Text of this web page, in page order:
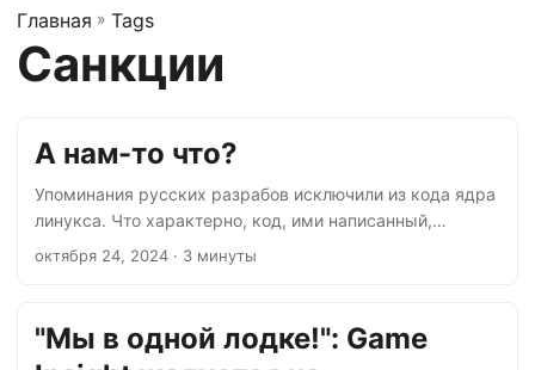
Главная » Tags
Санкции
А нам-то что?
Упоминания русских разрабов исключили из кода ядра
линукса. Что характерно, код, ими написанный,
оставили, а имена их исключили. Очевидно, код не
поддерживать русскую агрессию. И вообще, есть
американский комплаенс и американские санкции,
октября 24, 2024 · 3 минуты
"Мы в одной лодке!": Game